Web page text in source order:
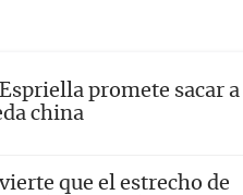
promete sacar a
china
que el estrecho de